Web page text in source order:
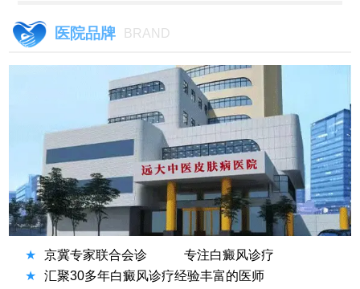
医院品牌 BRAND
★ 京冀专家联合会诊
专注白癜风诊疗
★
汇聚30多年白癜风诊疗经验丰富的医师